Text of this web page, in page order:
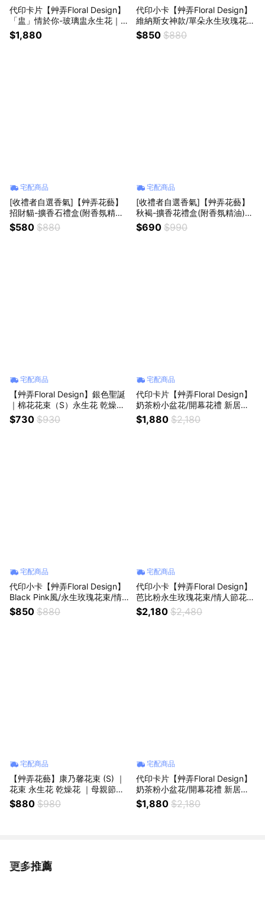
代印卡片【艸弄Floral Design】
「盅」情於你-玻璃盅永生花｜開
幕花禮 新居落成 生日禮物 周年
紀念 永生花 乾燥花
$1,880
代印小卡【艸弄Floral Design】
維納斯女神款/單朵永生玫瑰花
束/告白花束 情人節花束 感謝花
束 永生花 乾燥花
$850 $880
宅配商品
[收禮者自選香氣]【艸弄花藝】
招財貓-擴香石禮盒(附香氛精油)
｜生日禮物 情人節禮物 閨蜜贈
禮 紓壓小物
$580 $880
宅配商品
[收禮者自選香氣]【艸弄花藝】
秋褐-擴香花禮盒(附香氛精油)｜
生日禮物 情人節禮物 閨蜜贈禮
紓壓小物 永生花 乾燥花
$690 $990
宅配商品
【艸弄Floral Design】銀色聖誕
｜棉花花束（S）永生花 乾燥花
花束
$730 $930
宅配商品
代印卡片【艸弄Floral Design】
奶茶粉小盆花/開幕花禮 新居落
成 生日禮物 永生花 乾燥花
$1,880 $2,180
宅配商品
代印小卡【艸弄Floral Design】
Black Pink風/永生玫瑰花束/情
人節花束 告白花束 慶祝花束 永
生花 乾燥花
$850 $880
宅配商品
代印小卡【艸弄Floral Design】
芭比粉永生玫瑰花束/情人節花束
告白花束 週年紀念 永生花 乾燥
花
$2,180 $2,480
宅配商品
【艸弄花藝】康乃馨花束 (S) ｜
花束 永生花 乾燥花 ｜母親節禮
物 母親節花束
$880 $980
宅配商品
代印卡片【艸弄Floral Design】
奶茶粉小盆花/開幕花禮 新居落
成 生日禮物 永生花 乾燥花
$1,880 $2,180
更多推薦
看更多